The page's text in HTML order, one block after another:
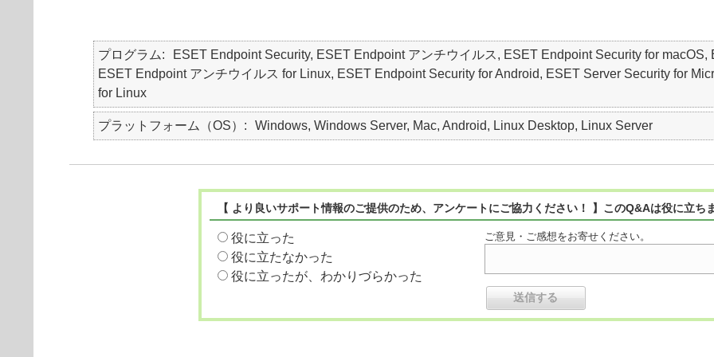
プログラム
ESET Endpoint Security, ESET Endpoint アンチウイルス, ESET Endpoint Security for
ESET Endpoint アンチウイルス for Linux, ESET Endpoint Security for Android, ESET Server Security for
for Linux
プラットフォーム（OS） Windows, Windows Server, Mac, Android, Linux Desktop, Linux Server
【 より良いサポート情報のご提供のため、アンケートにご協力ください！ 】このQ&Aは役に立ち
役に立った
役に立たなかった
役に立ったが、わかりづらかった
ご意見・ご感想をお寄せください。